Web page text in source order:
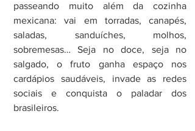
passeando muito além da cozinha
mexicana: vai em torradas, canapés,
saladas, sanduíches, molhos,
sobremesas… Seja no doce, seja no
salgado, o fruto ganha espaço nos
cardápios saudáveis, invade as redes
sociais e conquista o paladar dos
brasileiros.